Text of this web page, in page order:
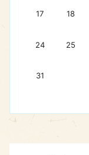
17 18
24 25
31